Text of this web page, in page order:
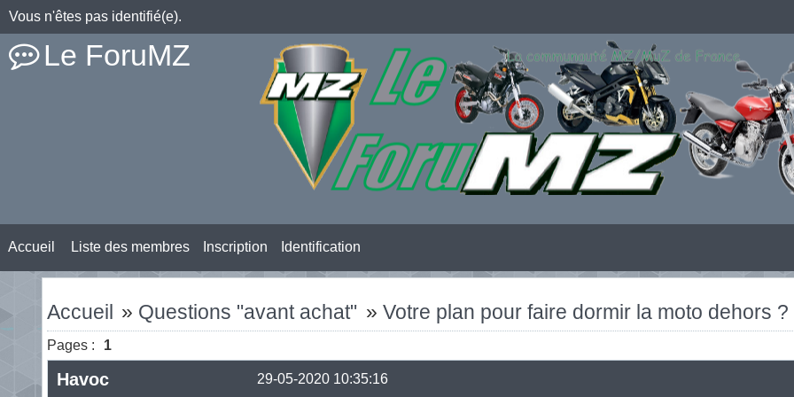
Vous n'êtes pas identifié(e).
Le ForuMZ
Accueil Liste des membres Inscription Identification
Accueil » Questions "avant achat" » Votre plan pour faire dormir la moto dehors ?
Pages : 1
29-05-2020 10:35:16
Havoc